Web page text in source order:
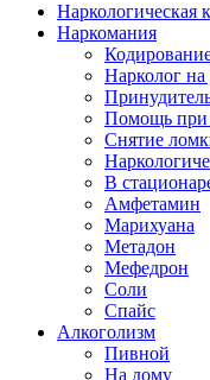
Наркологическая
Наркомания
Нарколог
Помощь при
Снятие
В
Амфетамин
Марихуана
Метадон
Мефедрон
Соли
Спайс
Алкоголизм
Пивной
На дому